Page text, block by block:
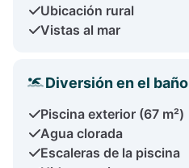
Ubicación rural
Vistas al mar
Diversión en el baño
Piscina exterior (67 m²)
Agua clorada
Escaleras de la piscina